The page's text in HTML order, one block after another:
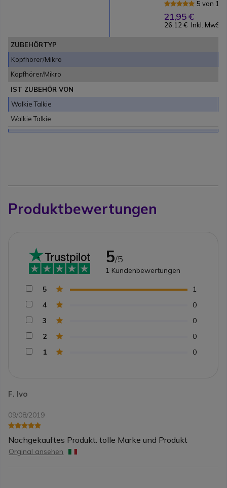
5 von 1
21,95 €
26,12 € Inkl. MwSt.
ZUBEHÖRTYP
Kopfhörer/Mikro
Kopfhörer/Mikro
IST ZUBEHÖR VON
Walkie Talkie
Walkie Talkie
Produktbewertungen
F. Ivo
09/08/2019
Nachgekauftes Produkt. tolle Marke und Produkt
Orginal ansehen
5/5
1 Kundenbewertungen
5
1
4
0
3
0
2
0
1
0